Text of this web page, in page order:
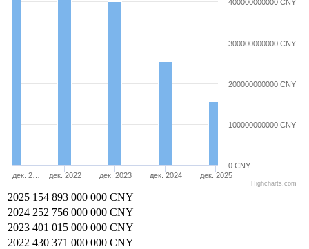
дек. 2… дек. 2022 дек. 2023 дек. 2024 дек. 2025
0 CNY
100000000000 CNY
200000000000 CNY
300000000000 CNY
400000000000 CNY
Highcharts.com
2025 154 893 000 000 CNY
2024 252 756 000 000 CNY
2023 401 015 000 000 CNY
2022 430 371 000 000 CNY